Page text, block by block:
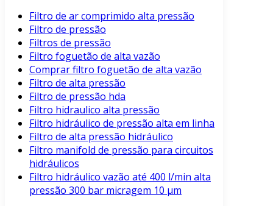
Filtro de ar comprimido alta pressão
Filtro de pressão
Filtros de pressão
Filtro foguetão de alta vazão
Comprar filtro foguetão de alta vazão
Filtro de alta pressão
Filtro de pressão hda
Filtro hidraulico alta pressão
Filtro hidráulico de pressão alta em linha
Filtro de alta pressão hidráulico
Filtro manifold de pressão para circuitos
hidráulicos
Filtro hidráulico vazão até 400 l/min alta
pressão 300 bar micragem 10 μm